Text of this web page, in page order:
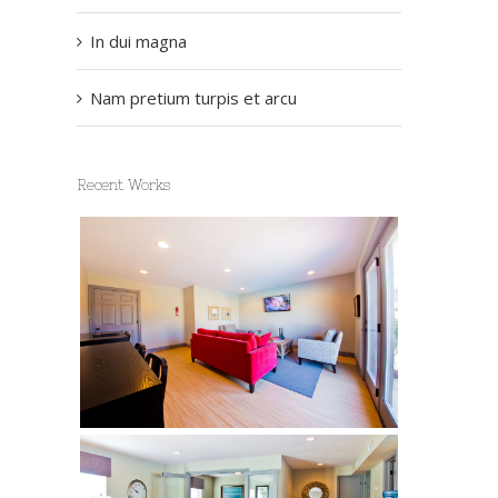
In dui magna
Nam pretium turpis et arcu
Recent Works